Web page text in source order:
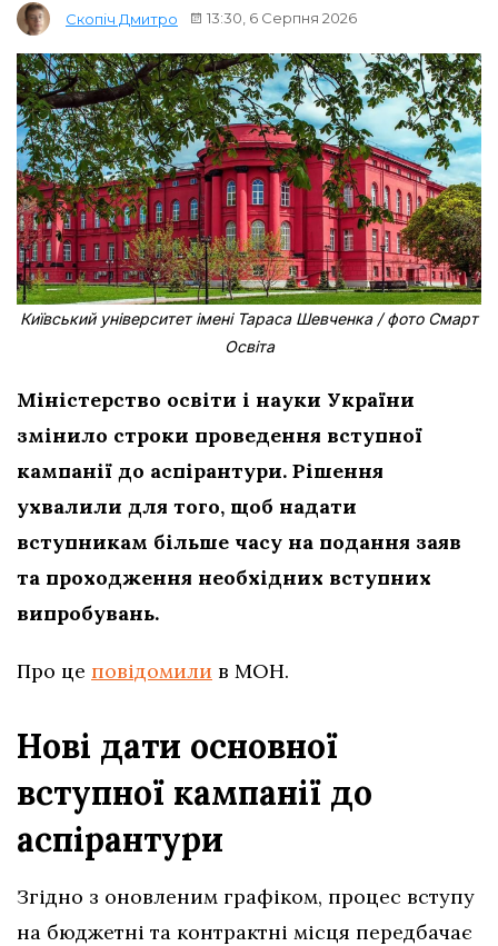
Скопіч Дмитро 13:30, 6 Серпня 2026
Київський університет імені Тараса Шевченка / фото Смарт
Освіта
Міністерство освіти і науки України
змінило строки проведення вступної
кампанії до аспірантури. Рішення
ухвалили для того, щоб надати
вступникам більше часу на подання заяв
та проходження необхідних вступних
випробувань.
Про це повідомили в МОН.
Нові дати основної
вступної кампанії до
аспірантури
Згідно з оновленим графіком, процес вступу
на бюджетні та контрактні місця передбачає